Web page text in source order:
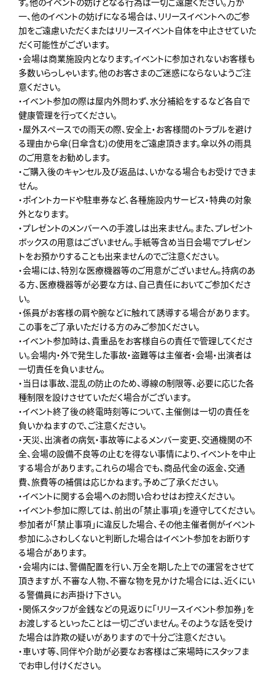
一、他のイベントの妨げになる場合は、リリースイベントへのご参
加をご遠慮いただくまたはリリースイベント自体を中止させていた
だく可能性がございます。
・会場は商業施設内となります。イベントに参加されないお客様も
多数いらっしゃいます。他のお客さまのご迷惑にならないようご注
意ください。
・イベント参加の際は屋内外問わず、水分補給をするなど各自で
健康管理を行ってください。
・屋外スペースでの雨天の際、安全上・お客様間のトラブルを避け
る理由から傘(日傘含む)の使用をご遠慮頂きます。傘以外の雨具
のご用意をお勧めします。
・ご購入後のキャンセル及び返品は、いかなる場合もお受けできま
せん。
・ポイントカードや駐車券など、各種施設内サービス・特典の対象
外となります。
・プレゼントのメンバーへの手渡しは出来ません。また、プレゼント
ボックスの用意はございません。手紙等含め当日会場でプレゼン
トをお預かりすることも出来ませんのでご注意ください。
・会場には、特別な医療機器等のご用意がございません。持病のあ
る方、医療機器等が必要な方は、自己責任においてご参加くださ
い。
・係員がお客様の肩や腕などに触れて誘導する場合があります。
この事をご了承いただける方のみご参加ください。
・イベント参加時は、貴重品をお客様自らの責任で管理してくださ
い。会場内・外で発生した事故・盗難等は主催者・会場・出演者は
一切責任を負いません。
・当日は事故、混乱の防止のため、導線の制限等、必要に応じた各
種制限を設けさせていただく場合がございます。
・イベント終了後の終電時刻等について、主催側は一切の責任を
負いかねますので、ご注意ください。
・天災、出演者の病気・事故等によるメンバー変更、交通機関の不
全、会場の設備不良等の止むを得ない事情により、イベントを中止
する場合があります。これらの場合でも、商品代金の返金、交通
費、旅費等の補償は応じかねます。予めご了承ください。
・イベントに関する会場へのお問い合わせはお控えください。
・イベント参加に際しては、前出の「禁止事項」を遵守してください。
参加者が「禁止事項」に違反した場合、その他主催者側がイベント
参加にふさわしくないと判断した場合はイベント参加をお断りす
る場合があります。
・会場内には、警備配置を行い、万全を期した上での運営をさせて
頂きますが、不審な人物、不審な物を見かけた場合には、近くにい
る警備員にお声掛け下さい。
・関係スタッフが金銭などの見返りに「リリースイベント参加券」を
お渡しするといったことは一切ございません。そのような話を受け
た場合は詐欺の疑いがありますので十分ご注意ください。
・車いす等、同伴や介助が必要なお客様はご来場時にスタッフま
でお申し付けください。